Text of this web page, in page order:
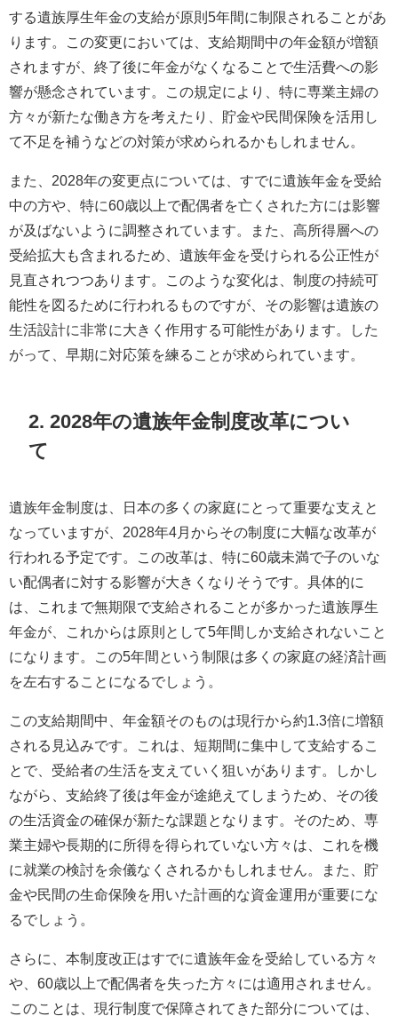
する遺族厚生年金の支給が原則5年間に制限されることがあ
ります。この変更においては、支給期間中の年金額が増額
されますが、終了後に年金がなくなることで生活費への影
響が懸念されています。この規定により、特に専業主婦の
方々が新たな働き方を考えたり、貯金や民間保険を活用し
て不足を補うなどの対策が求められるかもしれません。
また、2028年の変更点については、すでに遺族年金を受給
中の方や、特に60歳以上で配偶者を亡くされた方には影響
が及ばないように調整されています。また、高所得層への
受給拡大も含まれるため、遺族年金を受けられる公正性が
見直されつつあります。このような変化は、制度の持続可
能性を図るために行われるものですが、その影響は遺族の
生活設計に非常に大きく作用する可能性があります。した
がって、早期に対応策を練ることが求められています。
2. 2028年の遺族年金制度改革につい
て
遺族年金制度は、日本の多くの家庭にとって重要な支えと
なっていますが、2028年4月からその制度に大幅な改革が
行われる予定です。この改革は、特に60歳未満で子のいな
い配偶者に対する影響が大きくなりそうです。具体的に
は、これまで無期限で支給されることが多かった遺族厚生
年金が、これからは原則として5年間しか支給されないこと
になります。この5年間という制限は多くの家庭の経済計画
を左右することになるでしょう。
この支給期間中、年金額そのものは現行から約1.3倍に増額
される見込みです。これは、短期間に集中して支給するこ
とで、受給者の生活を支えていく狙いがあります。しかし
ながら、支給終了後は年金が途絶えてしまうため、その後
の生活資金の確保が新たな課題となります。そのため、専
業主婦や長期的に所得を得られていない方々は、これを機
に就業の検討を余儀なくされるかもしれません。また、貯
金や民間の生命保険を用いた計画的な資金運用が重要にな
るでしょう。
さらに、本制度改正はすでに遺族年金を受給している方々
や、60歳以上で配偶者を失った方々には適用されません。
このことは、現行制度で保障されてきた部分については、